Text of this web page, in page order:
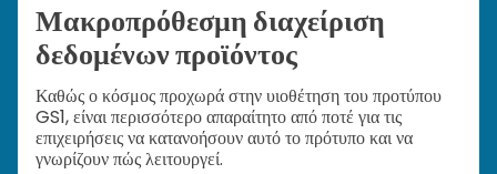
Μακροπρόθεσμη διαχείριση
δεδομένων προϊόντος
Καθώς ο κόσμος προχωρά στην υιοθέτηση του προτύπου
GS1, είναι περισσότερο απαραίτητο από ποτέ για τις
επιχειρήσεις να κατανοήσουν αυτό το πρότυπο και να
γνωρίζουν πώς λειτουργεί.